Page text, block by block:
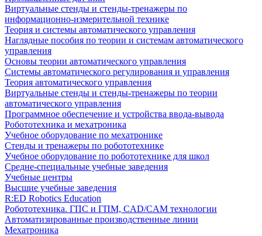
Виртуальные стенды и стенды-тренажеры по
информационно-измерительной технике
Теория и системы автоматического управления
Наглядные пособия по теории и системам автоматического
управления
Основы теории автоматического управления
Системы автоматического регулирования и управления
Теория автоматического управления
Виртуальные стенды и стенды-тренажеры по теории
автоматического управления
Программное обеспечение и устройства ввода-вывода
Робототехника и мехатроника
Учебное оборудование по мехатронике
Стенды и тренажеры по робототехнике
Учебное оборудование по робототехнике для школ
Средне-специальные учебные заведения
Учебные центры
Высшие учебные заведения
R:ED Robotics Education
Робототехника. ГПС и ГПМ, CAD/CAM технологии
Автоматизированные производственные линии
Мехатроника